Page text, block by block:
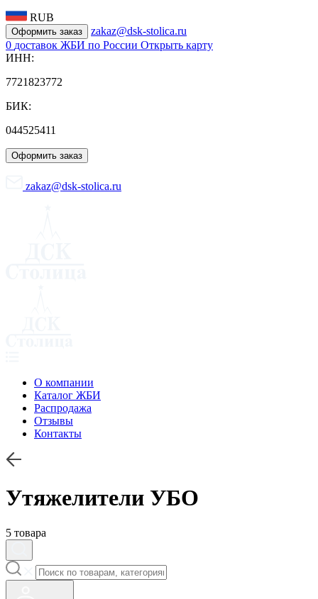
RUB
Оформить заказ
zakaz@dsk-stolica.ru
0 доставок ЖБИ по России Открыть карту
ИНН:
7721823772
БИК:
044525411
Оформить заказ
zakaz@dsk-stolica.ru
О компании
Каталог ЖБИ
Распродажа
Отзывы
Контакты
Утяжелители УБО
5 товара